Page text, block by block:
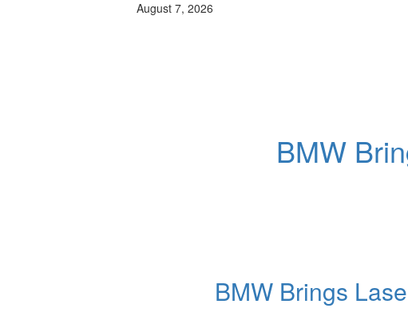
August 7, 2026
BMW
BMW Brings